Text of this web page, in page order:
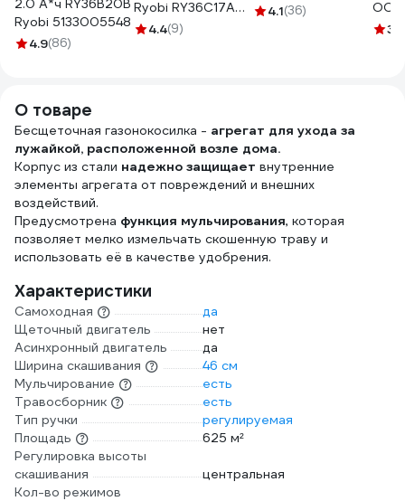
2.0 А*ч RY36B20B
Ryobi 5133005548
4.9(86)
Ryobi RY36C17A
5133004557
4.4(9)
4.1(36)
ООО
3.3
О товаре
Бесщеточная газонокосилка - агрегат для ухода за
лужайкой, расположенной возле дома.
Корпус из стали надежно защищает внутренние
элементы агрегата от повреждений и внешних
воздействий.
Предусмотрена функция мульчирования, которая
позволяет мелко измельчать скошенную траву и
использовать её в качестве удобрения.
Характеристики
Самоходная
да
Щеточный двигатель
нет
Асинхронный двигатель
да
Ширина скашивания
46 см
Мульчирование
есть
Травосборник
есть
Тип ручки
регулируемая
Площадь
625 м²
Регулировка высоты
скашивания
центральная
Кол-во режимов